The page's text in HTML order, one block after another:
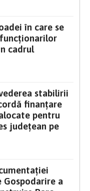
în care se
cadrul
stabilirii
finanțare
pentru
județean pe
a